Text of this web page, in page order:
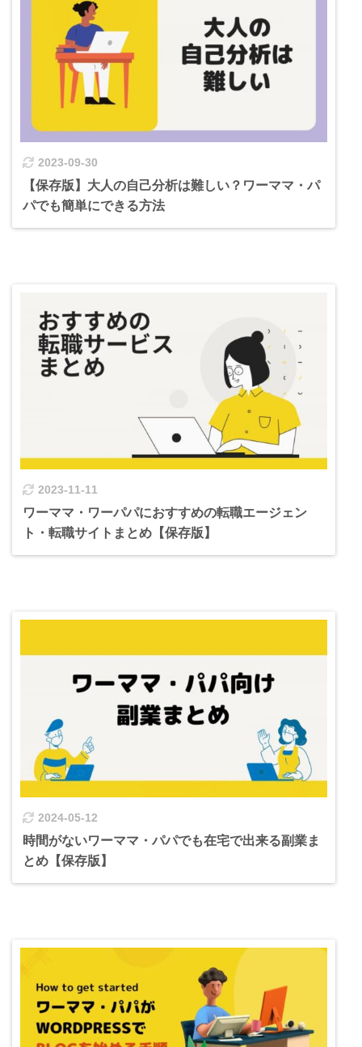
2023-09-30
【保存版】大人の自己分析は難しい？ワーママ・パ
パでも簡単にできる方法
2023-11-11
ワーママ・ワーパパにおすすめの転職エージェン
ト・転職サイトまとめ【保存版】
2024-05-12
時間がないワーママ・パパでも在宅で出来る副業ま
とめ【保存版】